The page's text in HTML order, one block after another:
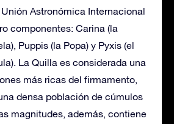
Astronómica Internacional
componentes: Carina (la
Puppis (la Popa) y Pyxis (el
La Quilla es considerada una
más ricas del firmamento,
densa población de cúmulos
magnitudes, además, contiene